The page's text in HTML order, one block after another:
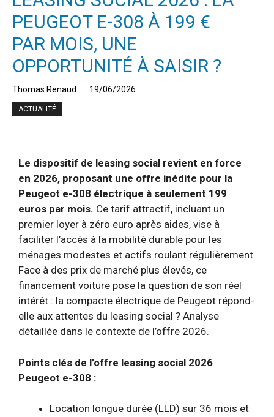
PEUGEOT E-308 À 199 €
PAR MOIS, UNE
OPPORTUNITÉ À SAISIR ?
Thomas Renaud 19/06/2026
ACTUALITÉ
Le dispositif de leasing social revient en force
en 2026, proposant une offre inédite pour la
Peugeot e-308 électrique à seulement 199
euros par mois. Ce tarif attractif, incluant un
premier loyer à zéro euro après aides, vise à
faciliter l’accès à la mobilité durable pour les
ménages modestes et actifs roulant régulièrement.
Face à des prix de marché plus élevés, ce
financement voiture pose la question de son réel
intérêt : la compacte électrique de Peugeot répond-
elle aux attentes du leasing social ? Analyse
détaillée dans le contexte de l’offre 2026.
Points clés de l’offre leasing social 2026
Peugeot e-308 :
Location longue durée (LLD) sur 36 mois et